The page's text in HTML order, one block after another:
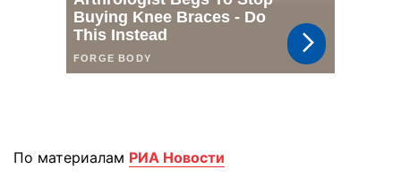
По материалам РИА Новости